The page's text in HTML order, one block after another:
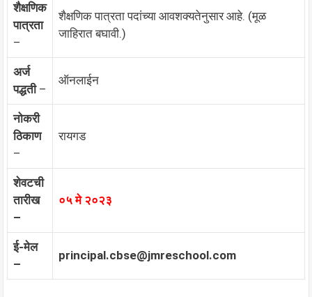
शैक्षणिक
पात्रता
–
शैक्षणिक पात्रता पदांच्या आवशक्यतेनुसार आहे. (मूळ
जाहिरात बघावी.)
अर्ज
पद्धती–
ऑनलाईन
नोकरी
ठिकाण
–
रायगड
शेवटची
तारीख
–
०५ मे २०२३
ई-मेल
–
principal.cbse@jmreschool.com